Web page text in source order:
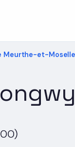
Meurthe-et-Moselle